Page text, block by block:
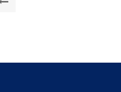
Συσκευασίας